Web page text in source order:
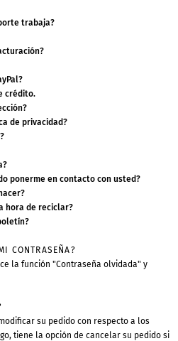
trabaja?
crédito.
de privacidad?
ponerme en contacto con usted?
hora de reciclar?
CONTRASEÑA?
la función "Contraseña olvidada" y
su pedido con respecto a los
tiene la opción de cancelar su pedido si